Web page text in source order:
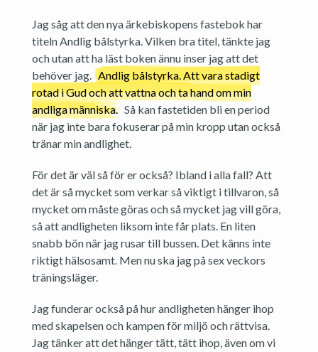
Jag såg att den nya ärkebiskopens fastebok har
titeln Andlig bålstyrka. Vilken bra titel, tänkte jag
och utan att ha läst boken ännu inser jag att det
behöver jag. Andlig bålstyrka. Att vara stadigt
rotad i Gud och att vattna och ta hand om min
andliga människa. Så kan fastetiden bli en period
när jag inte bara fokuserar på min kropp utan också
tränar min andlighet.
För det är väl så för er också? Ibland i alla fall? Att
det är så mycket som verkar så viktigt i tillvaron, så
mycket om måste göras och så mycket jag vill göra,
så att andligheten liksom inte får plats. En liten
snabb bön när jag rusar till bussen. Det känns inte
riktigt hälsosamt. Men nu ska jag på sex veckors
träningsläger.
Jag funderar också på hur andligheten hänger ihop
med skapelsen och kampen för miljö och rättvisa.
Jag tänker att det hänger tätt, tätt ihop, även om vi